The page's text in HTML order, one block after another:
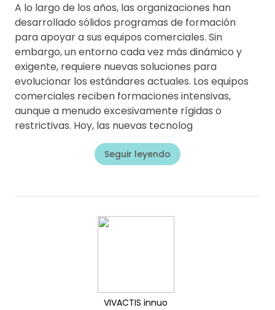
A lo largo de los años, las organizaciones han
desarrollado sólidos programas de formación
para apoyar a sus equipos comerciales. Sin
embargo, un entorno cada vez más dinámico y
exigente, requiere nuevas soluciones para
evolucionar los estándares actuales. Los equipos
comerciales reciben formaciones intensivas,
aunque a menudo excesivamente rígidas o
restrictivas. Hoy, las nuevas tecnolog
Seguir leyendo
VIVACTIS innuo